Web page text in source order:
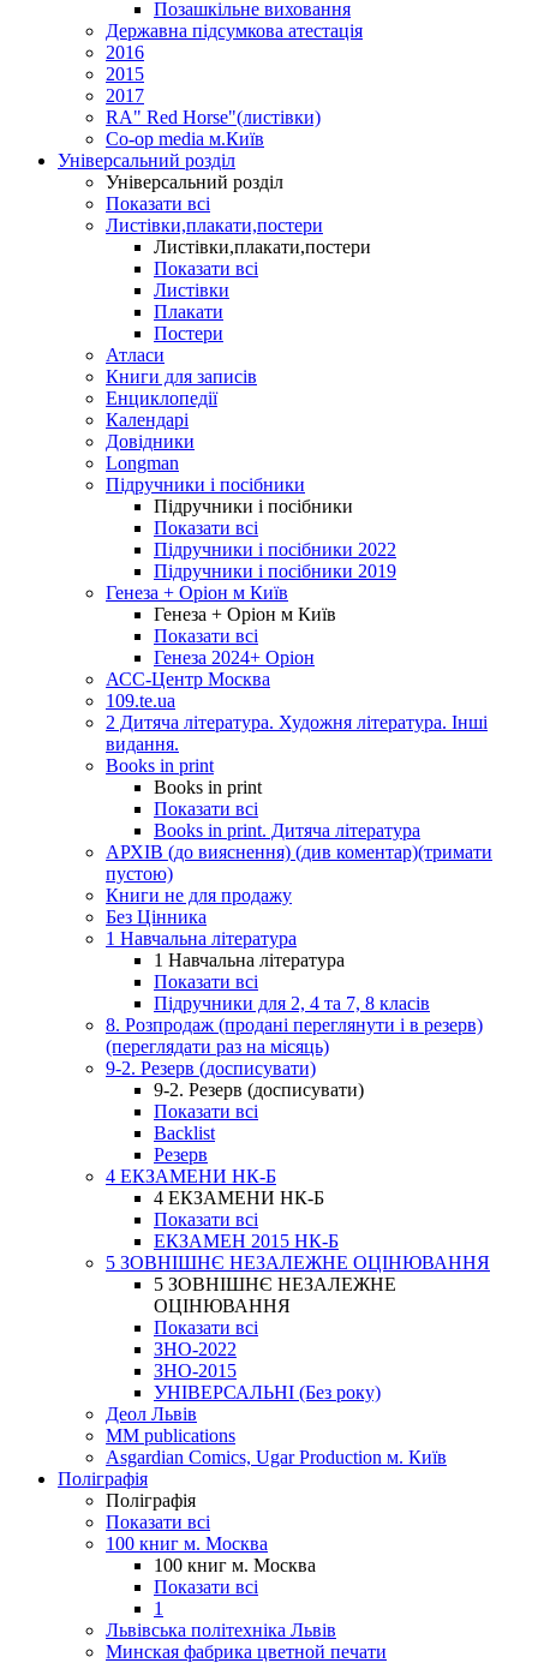
Позашкільне виховання
Державна підсумкова атестація
2016
2015
2017
RA" Red Horse"(листівки)
Co-op media м.Київ
Універсальний розділ
Універсальний розділ
Показати всі
Листівки,плакати,постери
Листівки,плакати,постери
Показати всі
Листівки
Плакати
Постери
Атласи
Книги для записів
Енциклопедії
Календарі
Довідники
Longman
Підручники і посібники
Підручники і посібники
Показати всі
Підручники і посібники 2022
Підручники і посібники 2019
Генеза + Оріон м Київ
Генеза + Оріон м Київ
Показати всі
Генеза 2024+ Оріон
АСС-Центр Москва
109.te.ua
2 Дитяча література. Художня література. Інші
видання.
Books in print
Books in print
Показати всі
Books in print. Дитяча література
АРХІВ (до вияснення) (див коментар)(тримати
пустою)
Книги не для продажу
Без Цінника
1 Навчальна література
1 Навчальна література
Показати всі
Підручники для 2, 4 та 7, 8 класів
8. Розпродаж (продані переглянути і в резерв)
(переглядати раз на місяць)
9-2. Резерв (досписувати)
9-2. Резерв (досписувати)
Показати всі
Backlist
Резерв
4 ЕКЗАМЕНИ НК-Б
4 ЕКЗАМЕНИ НК-Б
Показати всі
ЕКЗАМЕН 2015 НК-Б
5 ЗОВНІШНЄ НЕЗАЛЕЖНЕ ОЦІНЮВАННЯ
5 ЗОВНІШНЄ НЕЗАЛЕЖНЕ
ОЦІНЮВАННЯ
Показати всі
ЗНО-2022
ЗНО-2015
УНІВЕРСАЛЬНІ (Без року)
Деол Львів
MM publications
Asgardian Comics, Ugar Production м. Київ
Поліграфія
Поліграфія
Показати всі
100 книг м. Москва
100 книг м. Москва
Показати всі
1
Львівська політехніка Львів
Минская фабрика цветной печати